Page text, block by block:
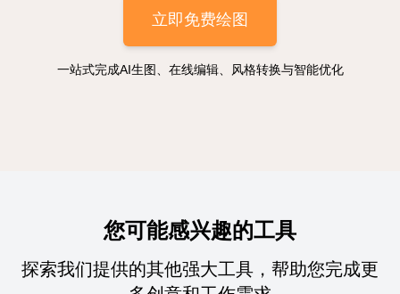
立即免费绘图
一站式完成AI生图、在线编辑、风格转换与智能优化
您可能感兴趣的工具
探索我们提供的其他强大工具，帮助您完成更